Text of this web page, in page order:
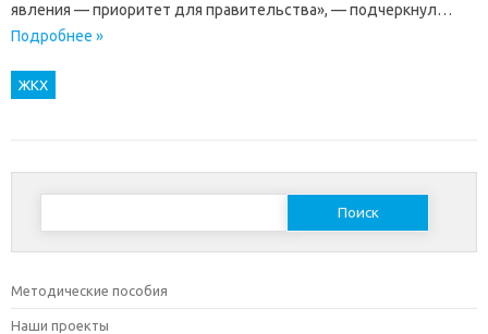
явления — приоритет для правительства», — подчеркнул…
Подробнее »
ЖКХ
Найти:
Методические пособия
Наши проекты